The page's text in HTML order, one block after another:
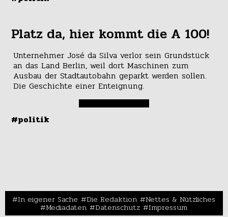
Platz da, hier kommt die A 100!
Unternehmer José da Silva verlor sein Grundstück
an das Land Berlin, weil dort Maschinen zum
Ausbau der Stadtautobahn geparkt werden sollen.
Die Geschichte einer Enteignung.
#politik
In eigener Sache Die Redaktion Nettes & Nützliches
Mediadaten Datenschutz Impressum